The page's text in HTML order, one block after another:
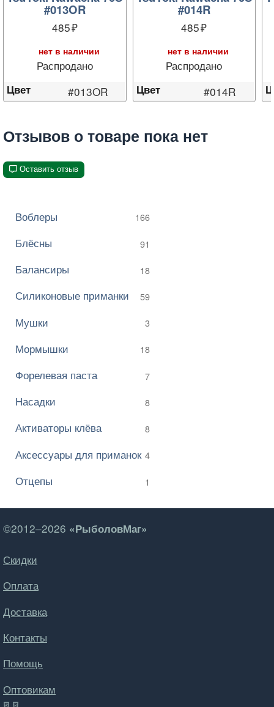
#013OR
485
нет в наличии
Распродано
Цвет #013OR
#014R
485
нет в наличии
Распродано
Цвет #014R
Отзывов о товаре пока нет
Оставить отзыв
Воблеры 166
Блёсны 91
Балансиры 18
Силиконовые приманки 59
Мушки 3
Мормышки 18
Форелевая паста 7
Насадки 8
Активаторы клёва 8
Аксессуары для приманок 4
Отцепы 1
©2012–2026 «РыболовМаг»
Скидки
Оплата
Доставка
Контакты
Помощь
Оптовикам